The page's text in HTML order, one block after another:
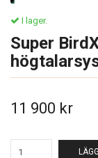
I lager.
Super
11 900 kr